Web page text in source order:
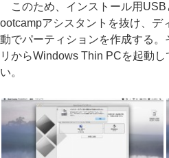
このため、インストール用USB
ootcampアシスタントを抜け、デ
動でパーティションを作成する
リからWindows Thin PCを起動
い。